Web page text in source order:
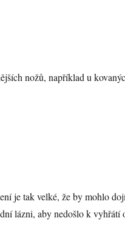
nožů, například u
je tak velké, že by mohlo
lázni, aby nedošlo k vyhřátí